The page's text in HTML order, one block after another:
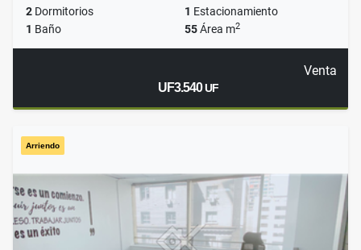
2 Dormitorios 1 Estacionamiento
1 Baño 55Área m2
Venta
UF3.540UF
Arriendo